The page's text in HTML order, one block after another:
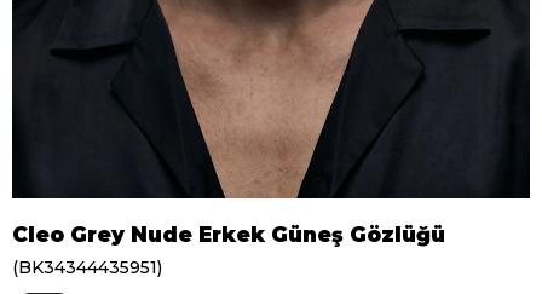
Cleo Grey Nude Erkek Güneş Gözlüğü
(BK34344435951)